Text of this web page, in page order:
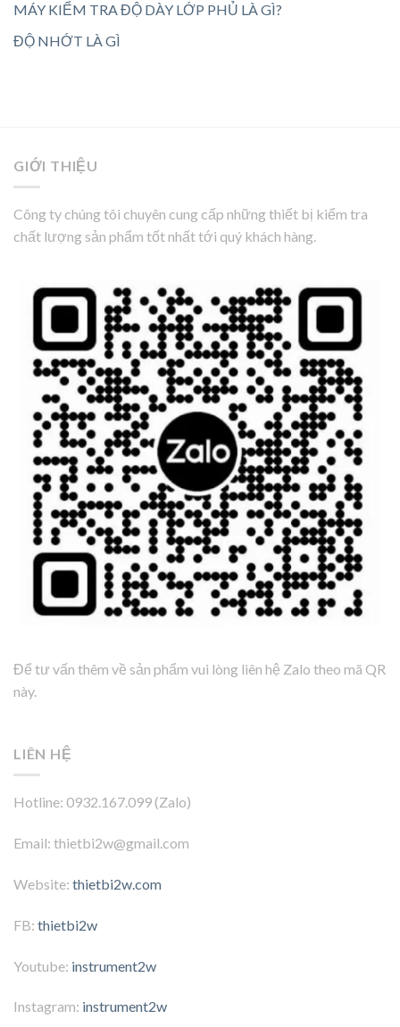
MÁY KIỂM TRA ĐỘ DÀY LỚP PHỦ LÀ GÌ?
ĐỘ NHỚT LÀ GÌ
GIỚI THIỆU
Công ty chúng tôi chuyên cung cấp những thiết bị kiểm tra
chất lượng sản phẩm tốt nhất tới quý khách hàng.
Để tư vấn thêm về sản phẩm vui lòng liên hệ Zalo theo mã QR
này.
LIÊN HỆ
Hotline: 0932.167.099 (Zalo)
Email: thietbi2w@gmail.com
Website: thietbi2w.com
FB: thietbi2w
Youtube: instrument2w
Instagram: instrument2w